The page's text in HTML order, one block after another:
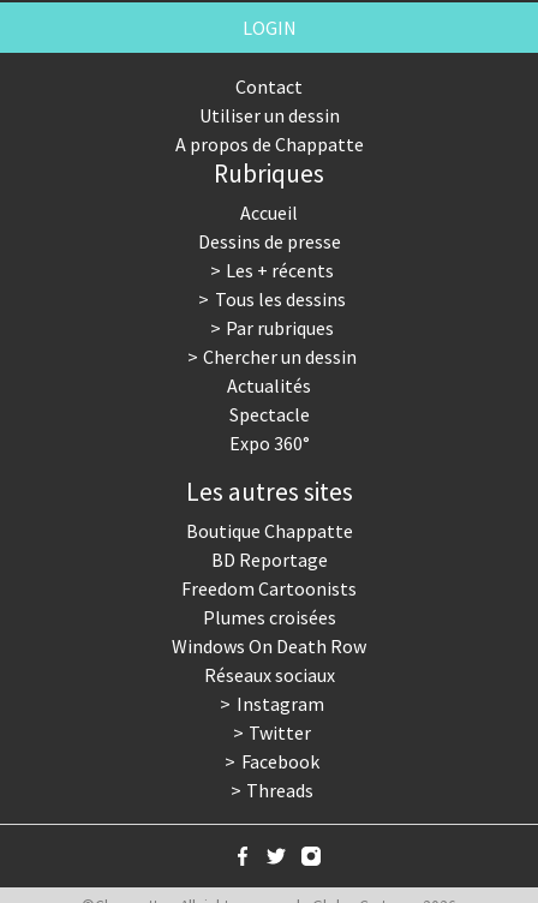
LOGIN
Contact
Utiliser un dessin
A propos de Chappatte
Rubriques
Accueil
Dessins de presse
Les + récents
Tous les dessins
Par rubriques
Chercher un dessin
Actualités
Spectacle
Expo 360°
Les autres sites
Boutique Chappatte
BD Reportage
Freedom Cartoonists
Plumes croisées
Windows On Death Row
Réseaux sociaux
Instagram
Twitter
Facebook
Threads